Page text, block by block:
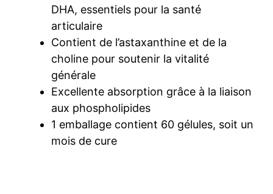
DHA, essentiels pour la santé
articulaire
Contient de l’astaxanthine et de la
choline pour soutenir la vitalité
générale
Excellente absorption grâce à la liaison
aux phospholipides
1 emballage contient 60 gélules, soit un
mois de cure